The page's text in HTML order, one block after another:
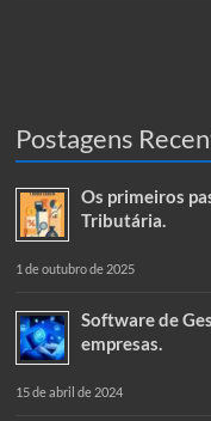
Postagens
Os primeiros
Tributária.
1 de outubro de 2025
Software de
empresas.
15 de abril de 2024